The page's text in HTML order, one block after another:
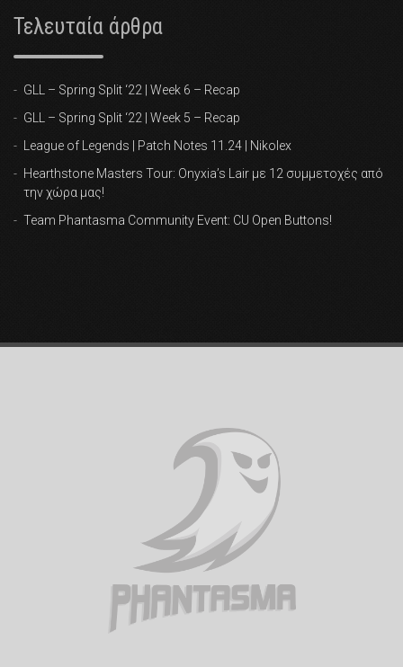
Τελευταία άρθρα
GLL – Spring Split ‘22 | Week 6 – Recap
GLL – Spring Split ‘22 | Week 5 – Recap
League of Legends | Patch Notes 11.24 | Nikolex
Hearthstone Masters Tour: Onyxia’s Lair με 12 συμμετοχές από
την χώρα μας!
Team Phantasma Community Event: CU Open Buttons!